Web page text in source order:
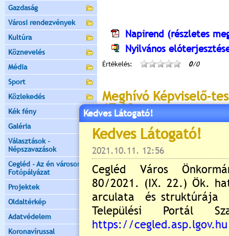
Gazdaság
Városi rendezvények
Kultúra
Köznevelés
Média
Sport
Közlekedés
Kék fény
Galéria
Választások -
Népszavazások
Cegléd - Az én városom -
Fotópályázat
Projektek
Oldaltérkép
Adatvédelem
Koronavírussal
Napirend (részletes
Nyilvános
Értékelés: 0/0
Meghívó Képviselő-
17:00
2024.10.31. 12:00 Lejár
Cegléd Város
Cegléd Város
k ö z m e g h a l l g a t á s
Helyszín:Városháza Díszterme
Kedves Látogató!